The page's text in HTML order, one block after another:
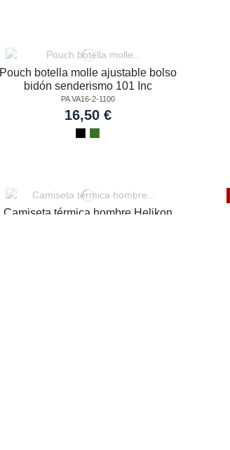
Pouch botella molle ajustable bolso
bidón senderismo 101 Inc
PA VA16-2-1100
16,50 €
Camiseta térmica hombre Helikon